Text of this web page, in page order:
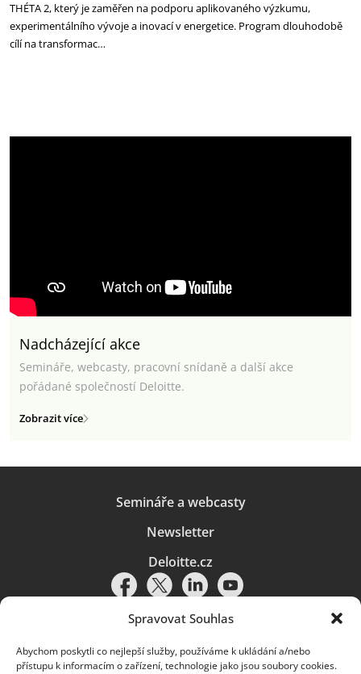
Spravovat Souhlas
Abychom poskytli co nejlepší služby, používáme k ukládání a/nebo
přístupu k informacím o zařízení, technologie jako jsou soubory cookies.
THÉTA 2, který je zaměřen na podporu aplikovaného výzkumu,
experimentálního vývoje a inovací v energetice. Program dlouhodobě
cílí na transformac…
Nadcházející akce
Semináře, webcasty, pracovní snídaně a další akce
pořádané společností Deloitte.
Zobrazit více
Semináře a webcasty
Newsletter
Deloitte.cz
Pravidla používání|Ochrana osobních údajů|Soubory cookies |